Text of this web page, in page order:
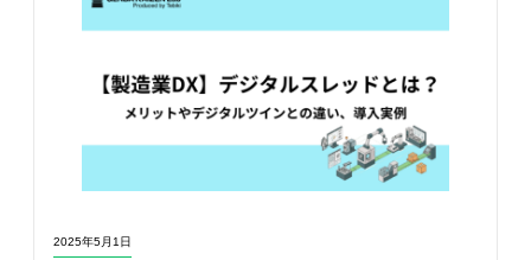
2025年5月1日